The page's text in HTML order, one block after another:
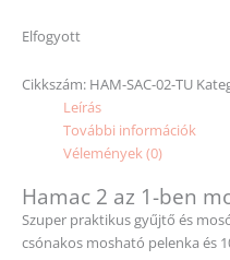
Elfogyott
Cikkszám: HAM-SAC-02-TU
Leírás
További információk
Vélemények (0)
Hamac 2 az 1-ben
Szuper praktikus gyűjtő és
csónakos mosható pelenka és